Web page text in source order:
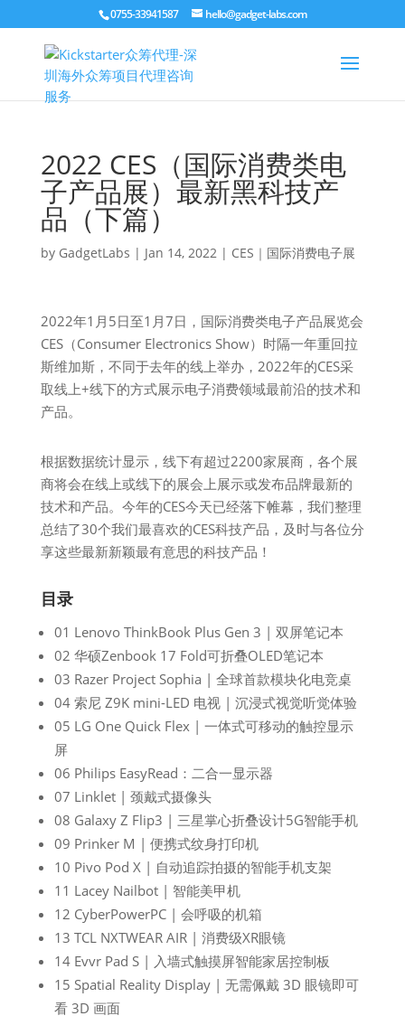
0755-33941587 hello@gadget-labs.com
2022 CES（国际消费类电
子产品展）最新黑科技产
品（下篇）
by GadgetLabs | Jan 14, 2022| CES｜国际消费电子展
2022年1月5日至1月7日，国际消费类电子产品展览会
CES（Consumer Electronics Show）时隔一年重回拉
斯维加斯，不同于去年的线上举办，2022年的CES采
取线上+线下的方式展示电子消费领域最前沿的技术和
产品。
根据数据统计显示，线下有超过2200家展商，各个展
商将会在线上或线下的展会上展示或发布品牌最新的
技术和产品。今年的CES今天已经落下帷幕，我们整理
总结了30个我们最喜欢的CES科技产品，及时与各位分
享这些最新新颖最有意思的科技产品！
目录
01 Lenovo ThinkBook Plus Gen 3 | 双屏笔记本
02 华硕Zenbook 17 Fold可折叠OLED笔记本
03 Razer Project Sophia | 全球首款模块化电竞桌
04 索尼 Z9K mini-LED 电视 | 沉浸式视觉听觉体验
05 LG One Quick Flex | 一体式可移动的触控显示
屏
06 Philips EasyRead：二合一显示器
07 Linklet | 颈戴式摄像头
08 Galaxy Z Flip3 | 三星掌心折叠设计5G智能手机
09 Prinker M | 便携式纹身打印机
10 Pivo Pod X | 自动追踪拍摄的智能手机支架
11 Lacey Nailbot | 智能美甲机
12 CyberPowerPC | 会呼吸的机箱
13 TCL NXTWEAR AIR | 消费级XR眼镜
14 Evvr Pad S | 入墙式触摸屏智能家居控制板
15 Spatial Reality Display | 无需佩戴 3D 眼镜即可
看 3D 画面